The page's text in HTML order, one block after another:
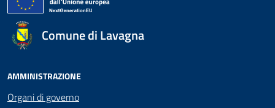
Comune di Lavagna
AMMINISTRAZIONE
Organi di governo